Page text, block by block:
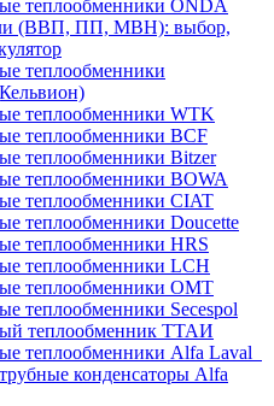
теплообменники ONDA
(ВВП, ПП, МВН): выбор,
теплообменники
теплообменники WTK
теплообменники BCF
теплообменники Bitzer
теплообменники BOWA
теплообменники CIAT
теплообменники Doucette
теплообменники HRS
теплообменники LCH
теплообменники OMT
теплообменники Secespol
теплообменник ТТАИ
теплообменники Alfa Laval
конденсаторы Alfa